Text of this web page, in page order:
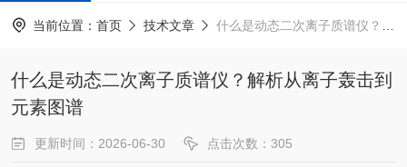
当前位置： 首页 技术文章 什么是动态二次离子质谱仪？解析从离子轰击到元素图谱
什么是动态二次离子质谱仪？解析从离子轰击到
元素图谱
更新时间：2026-06-30 点击次数：305